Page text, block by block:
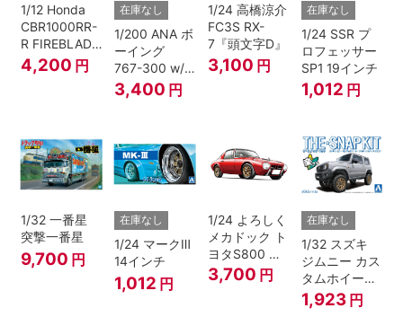
1/12 Honda
CBR1000RR-
R FIREBLADE
SP 30th
Anniversary
4,200 円
在庫なし
1/200 ANA ボ
ーイング
767-300 w/
ウイングレッ
ト “B767就航
3,400 円
1/24 高橋涼介
FC3S RX-
7『頭文字D』
3,100 円
在庫なし
1/24 SSR プ
ロフェッサー
SP1 19インチ
1,012 円
1/32 一番星
突撃一番星
9,700 円
在庫なし
1/24 マークⅢ
14インチ
1,012 円
1/24 よろしく
メカドック ト
ヨタS800 女
暴小町仕様
40周年記念パ
3,700 円
在庫なし
1/32 スズキ
ジムニー カス
タムホイール
(シルキーシル
バーメタリッ
1,923 円